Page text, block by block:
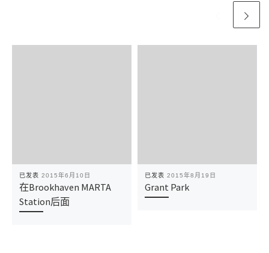
已发表 2015年6月10日
在Brookhaven MARTA
Station后面
已发表 2015年8月19日
Grant Park